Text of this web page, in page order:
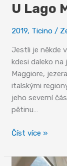
U Lago
2019, Ticino /
Jestli je někde
kdesi daleko na
Maggiore,
italskými
jeho severní
pětinu…
U
Maggiore
Číst více »